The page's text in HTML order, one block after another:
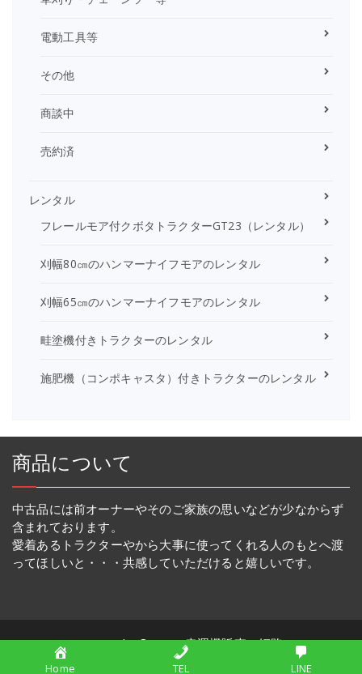
電動工具等
その他
商談中
売約済
レンタル
フレールモア付クボタトラクターGT23（レンタル）
刈幅80㎝のハンマーナイフモアのレンタル
刈幅65㎝のハンマーナイフモアのレンタル
畦塗機付きトラクターのレンタル
施肥機（コンポキャスタ）付きトラクターのレンタル
商品について
中古品には前オーナーやそのご家族の思いなどが少なからず
含まれております。
愛着あるトラクターやから大事に使ってくれる人のもとへ渡
ってほしいと・・・共感していただけると嬉しいです。
Copyright © 2026 幸運機販売・姫路
Home TEL LINE